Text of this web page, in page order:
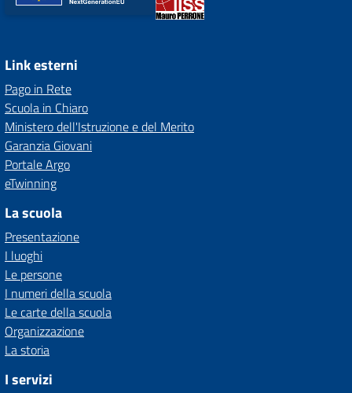
Link esterni
Pago in Rete
Scuola in Chiaro
Ministero dell'Istruzione e del Merito
Garanzia Giovani
Portale Argo
eTwinning
La scuola
Presentazione
I luoghi
Le persone
I numeri della scuola
Le carte della scuola
Organizzazione
La storia
I servizi